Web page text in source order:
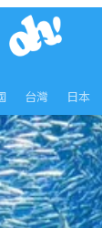
台灣 日本